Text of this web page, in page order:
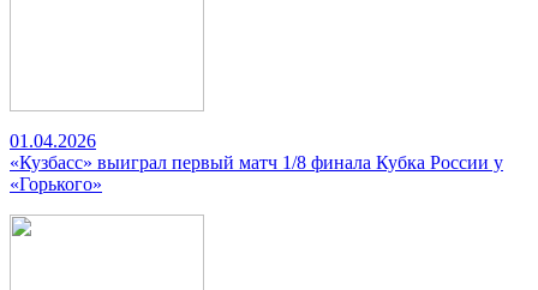
01.04.2026
«Кузбасс» выиграл первый матч 1/8 финала Кубка России у
«Горького»